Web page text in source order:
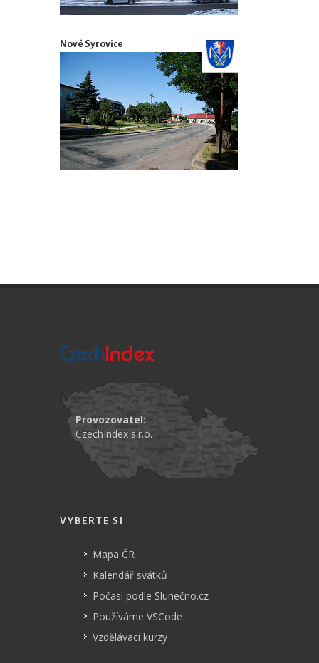
Nové Syrovice
Provozovatel:
CzechIndex s.r.o.
VYBERTE SI
Mapa ČR
Kalendář svátků
Počasí podle Slunečno.cz
Používáme VSCode
Vzdělávací kurzy